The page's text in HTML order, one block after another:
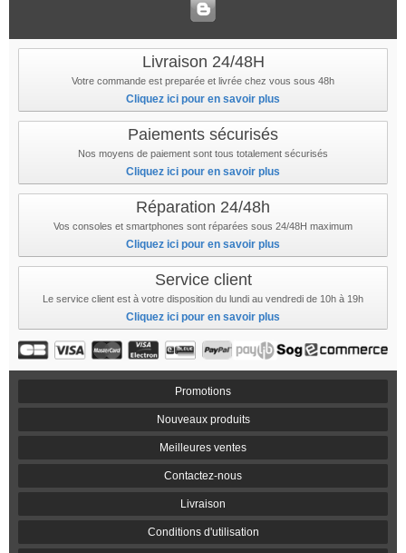
Livraison 24/48H
Votre commande est preparée et livrée chez vous sous 48h
Cliquez ici pour en savoir plus
Paiements sécurisés
Nos moyens de paiement sont tous totalement sécurisés
Cliquez ici pour en savoir plus
Réparation 24/48h
Vos consoles et smartphones sont réparées sous 24/48H maximum
Cliquez ici pour en savoir plus
Service client
Le service client est à votre disposition du lundi au vendredi de 10h à 19h
Cliquez ici pour en savoir plus
Promotions
Nouveaux produits
Meilleures ventes
Contactez-nous
Livraison
Conditions d'utilisation